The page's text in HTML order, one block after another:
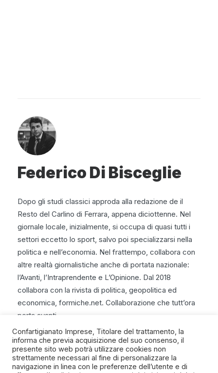
Federico Di Bisceglie
Dopo gli studi classici approda alla redazione de il
Resto del Carlino di Ferrara, appena diciottenne. Nel
giornale locale, inizialmente, si occupa di quasi tutti i
settori eccetto lo sport, salvo poi specializzarsi nella
politica e nell’economia. Nel frattempo, collabora con
altre realtà giornalistiche anche di portata nazionale:
l’Avanti, l’Intraprendente e L’Opinione. Dal 2018
collabora con la rivista di politica, geopolitica ed
economica, formiche.net. Collaborazione che tutt’ora
porta avanti.
Confartigianato Imprese, Titolare del trattamento, la
informa che previa acquisizione del suo consenso, il
presente sito web potrà utilizzare cookies non
strettamente necessari al fine di personalizzare la
navigazione in linea con le preferenze dell’utente e di